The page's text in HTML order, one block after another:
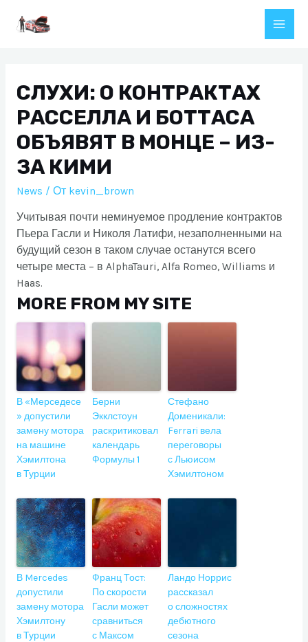
Main
СЛУХИ: О КОНТРАКТАХ
РАССЕЛЛА И БОТТАСА
ОБЪЯВЯТ В МОНЦЕ – ИЗ-
ЗА КИМИ
News / От kevin_brown
Учитывая почти неминуемое продление контрактов
Пьера Гасли и Николя Латифи, незаполненными на
будущий сезон в таком случае останутся всего
четыре места – в AlphaTauri, Alfa Romeo, Williams и
Haas.
MORE FROM MY SITE
В «Мерседесе
» допустили
замену мотора
на машине
Хэмилтона
в Турции
Берни
Экклстоун
раскритиковал
календарь
Формулы 1
Стефано
Доменикали:
Ferrari вела
переговоры
с Льюисом
Хэмилтоном
В Mercedes
допустили
замену мотора
Хэмилтону
в Турции
Франц Тост:
По скорости
Гасли может
сравниться
с Максом
Ландо Норрис
рассказал
о сложностях
дебютного
сезона